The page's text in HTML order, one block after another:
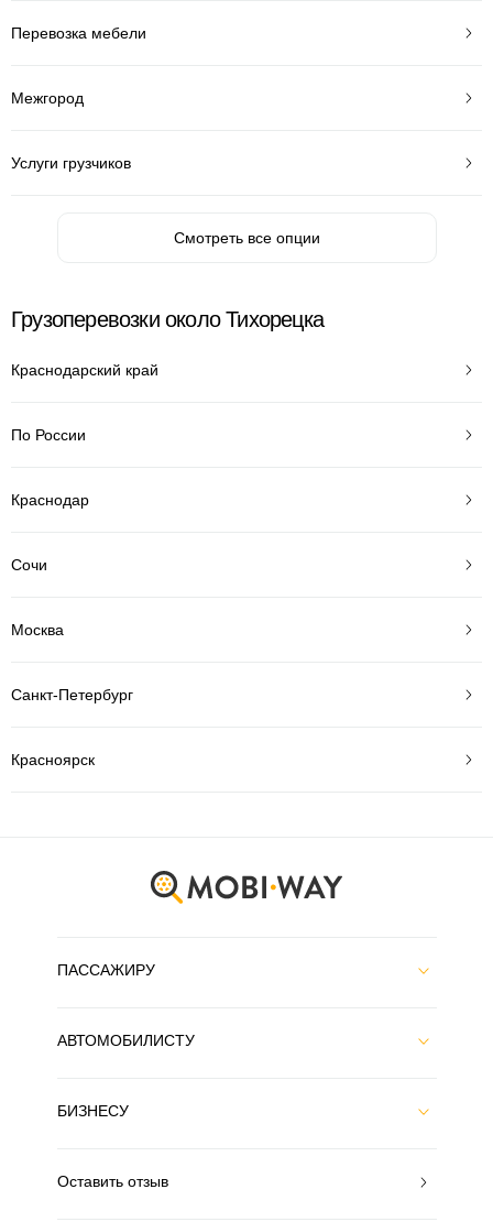
Перевозка мебели
Межгород
Услуги грузчиков
Смотреть все опции
Грузоперевозки около Тихорецка
Краснодарский край
По России
Краснодар
Сочи
Москва
Санкт-Петербург
Красноярск
ПАССАЖИРУ
АВТОМОБИЛИСТУ
БИЗНЕСУ
Оставить отзыв